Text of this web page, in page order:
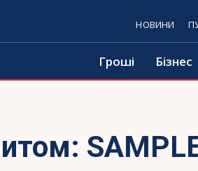
НОВИНИ
Гроші Бізнес